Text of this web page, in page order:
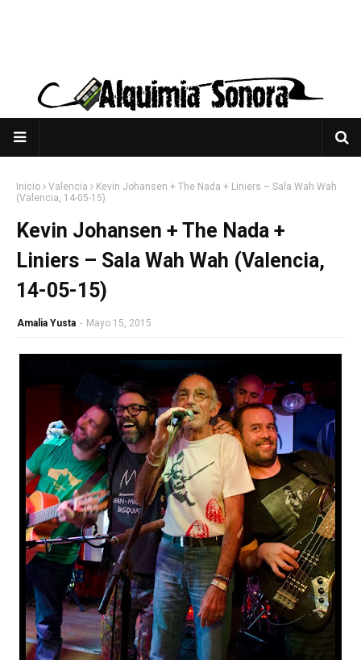
Inicio Valencia
Kevin Johansen + The Nada + Liniers – Sala Wah Wah
(Valencia, 14-05-15)
Kevin Johansen + The Nada +
Liniers – Sala Wah Wah (Valencia,
14-05-15)
Amalia Yusta - Mayo 15, 2015